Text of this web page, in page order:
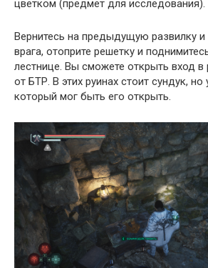
цветком (предмет для исследования).
Вернитесь на предыдущую развилку и
врага, отоприте решетку и
лестнице. Вы сможете открыть вход в
от БТР. В этих руинах стоит сундук, но
который мог быть его открыть.